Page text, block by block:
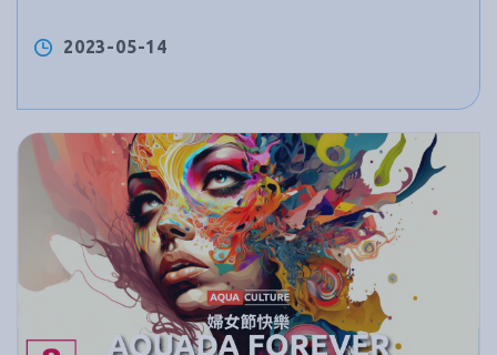
2023-05-14